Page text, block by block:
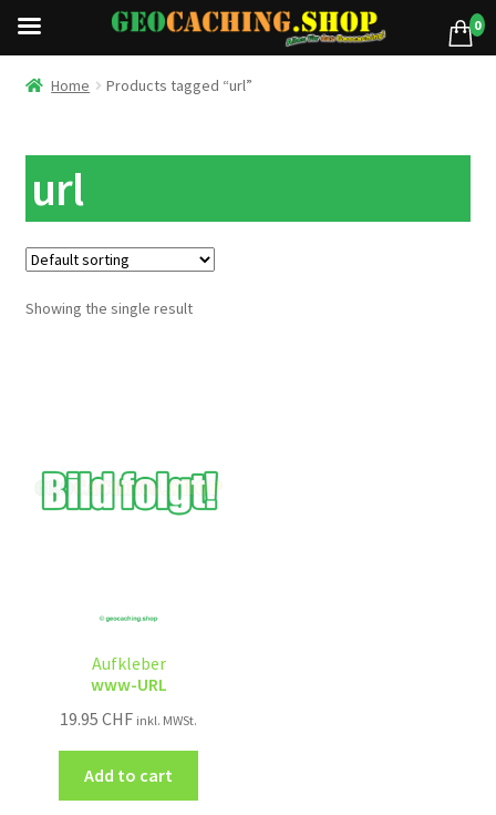
Home Products tagged “url”
url
Showing the single result
Aufkleber
www-URL
19.95CHF inkl. MWSt.
Add to cart
0